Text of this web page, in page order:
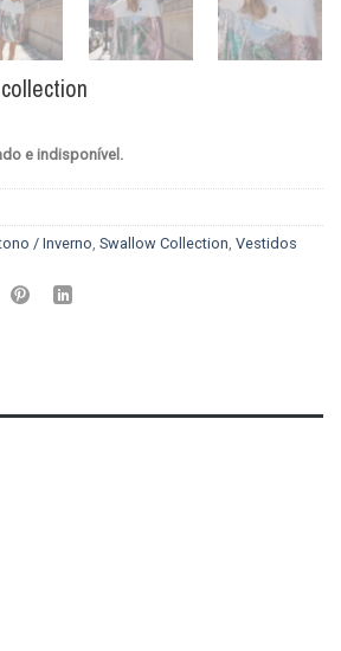
e indisponível.
/ Inverno, Swallow Collection, Vestidos